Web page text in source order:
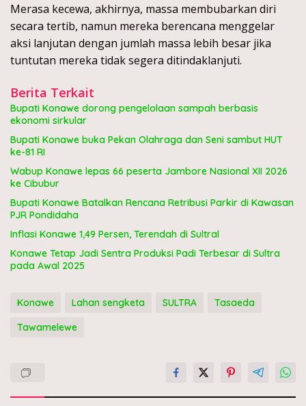
Merasa kecewa, akhirnya, massa membubarkan diri
secara tertib, namun mereka berencana menggelar
aksi lanjutan dengan jumlah massa lebih besar jika
tuntutan mereka tidak segera ditindaklanjuti.
Berita Terkait
Bupati Konawe dorong pengelolaan sampah berbasis
ekonomi sirkular
Bupati Konawe buka Pekan Olahraga dan Seni sambut HUT
ke-81 RI
Wabup Konawe lepas 66 peserta Jambore Nasional XII 2026
ke Cibubur
Bupati Konawe Batalkan Rencana Retribusi Parkir di Kawasan
PJR Pondidaha
Inflasi Konawe 1,49 Persen, Terendah di Sultral
Konawe Tetap Jadi Sentra Produksi Padi Terbesar di Sultra
pada Awal 2025
Konawe Lahan sengketa SULTRA
Tasaeda
Tawamelewe